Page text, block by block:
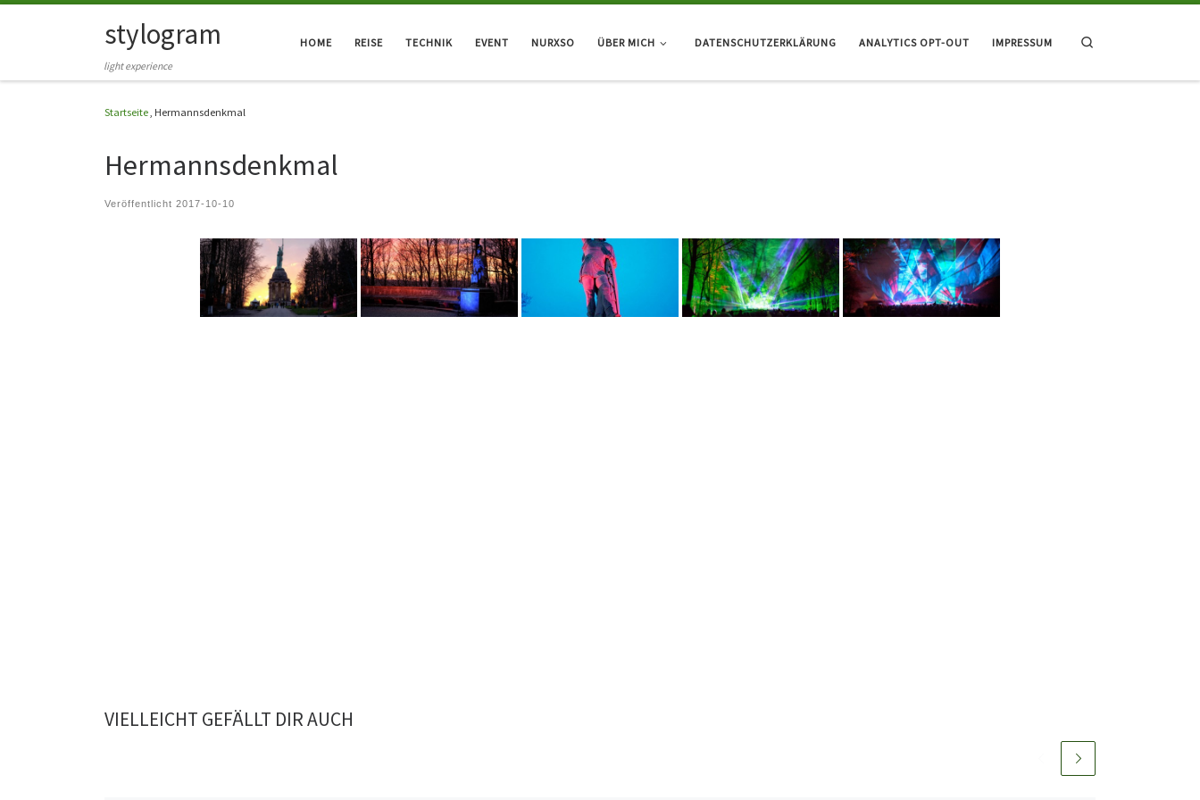
Zum Inhalt springenstylogram
light experience
HOME REISE TECHNIK EVENT NURXSO ÜBER MICH DATENSCHUTZERKLÄRUNG ANALYTICS OPT-OUT IMPRESSUM
Startseite Hermannsdenkmal
Hermannsdenkmal
Veröffentlicht 2017-10-10
VIELLEICHT GEFÄLLT DIR AUCH